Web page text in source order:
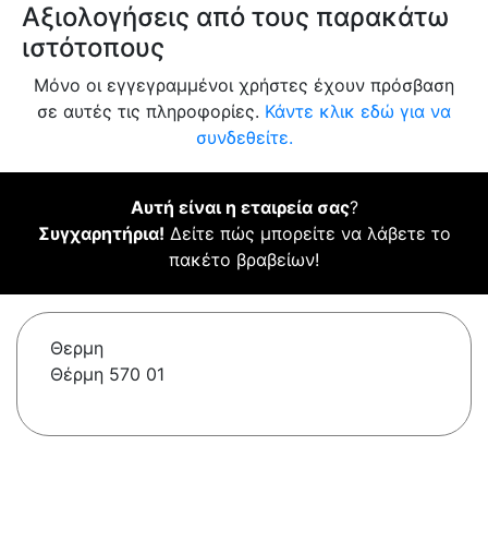
Αξιολογήσεις από τους παρακάτω
ιστότοπους
Μόνο οι εγγεγραμμένοι χρήστες έχουν πρόσβαση
σε αυτές τις πληροφορίες. Κάντε κλικ εδώ για να
συνδεθείτε.
Αυτή είναι η εταιρεία σας?
Συγχαρητήρια! Δείτε πώς μπορείτε να λάβετε το
πακέτο βραβείων!
Θερμη
Θέρμη 570 01